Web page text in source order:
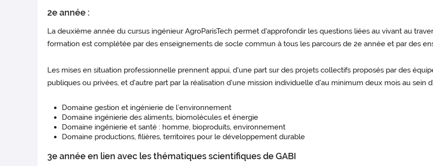
2e année :
La deuxième année du cursus ingénieur AgroParisTech permet d'approfondir les questions liées au vivant au
formation est complétée par des enseignements de socle commun à tous les parcours de 2e année et par des
Les mises en situation professionnelle prennent appui, d'une part sur des projets collectifs proposés par des
publiques ou privées, et d'autre part par la réalisation d'une mission individuelle d'au minimum deux mois au sein
Domaine gestion et ingénierie de l’environnement
Domaine ingénierie des aliments, biomolécules et énergie
Domaine ingénierie et santé : homme, bioproduits, environnement
Domaine productions, filières, territoires pour le développement durable
3e année en lien avec les thématiques scientifiques de GABI